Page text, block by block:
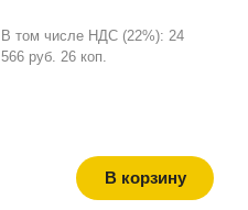
В том числе НДС (22%): 24
566 руб. 26 коп.
В корзину